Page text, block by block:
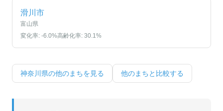
滑川市
富山県
変化率: -6.0%高齢化率: 30.1%
神奈川県の他のまちを見る 他のまちと比較する